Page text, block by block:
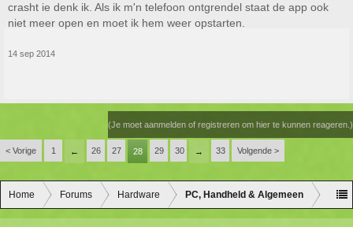
crasht ie denk ik. Als ik m'n telefoon ontgrendel staat de app ook
niet meer open en moet ik hem weer opstarten.
14 sep 2014
(Je moet aanmelden of registreren om hier te kunnen reageren.)
< Vorige 1 ← 26 27 28 29 30 → 33 Volgende >
Home Forums Hardware PC, Handheld & Algemeen